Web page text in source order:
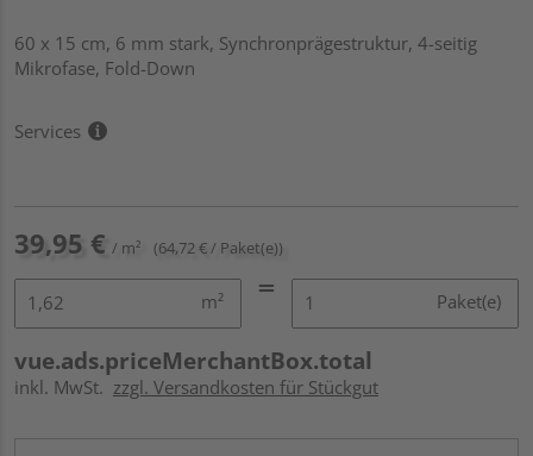
60 x 15 cm, 6 mm stark, Synchronprägestruktur, 4-seitig
Mikrofase, Fold-Down
Services
39,95 € / m² (64,72 € / Paket(e))
m² Paket(e)
vue.ads.priceMerchantBox.total
inkl. MwSt. zzgl. Versandkosten für Stückgut